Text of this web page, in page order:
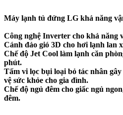
Máy lạnh tủ đứng LG khả năng
Công nghệ Inverter cho khả năng
Cánh đảo gió 3D cho hơi lạnh lan
Chế độ Jet Cool làm lạnh căn
phút.
Tấm vi lọc bụi loại bỏ tác nhân
vệ sức khỏe cho gia đình.
Chế độ ngủ đêm cho giấc ngủ
đêm.